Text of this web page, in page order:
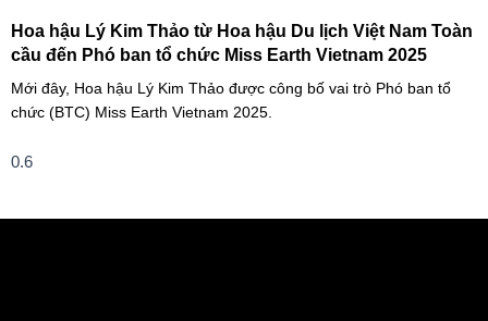
Hoa hậu Lý Kim Thảo từ Hoa hậu Du lịch Việt Nam Toàn
cầu đến Phó ban tổ chức Miss Earth Vietnam 2025
Mới đây, Hoa hậu Lý Kim Thảo được công bố vai trò Phó ban tổ
chức (BTC) Miss Earth Vietnam 2025.